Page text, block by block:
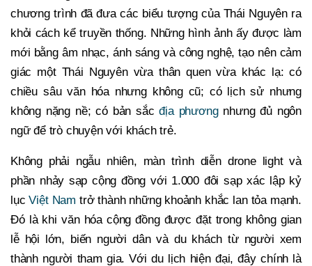
chương trình đã đưa các biểu tượng của Thái Nguyên ra
khỏi cách kể truyền thống. Những hình ảnh ấy được làm
mới bằng âm nhạc, ánh sáng và công nghệ, tạo nên cảm
giác một Thái Nguyên vừa thân quen vừa khác lạ: có
chiều sâu văn hóa nhưng không cũ; có lịch sử nhưng
không nặng nề; có bản sắcđịa phươngnhưng đủ ngôn
ngữ để trò chuyện với khách trẻ.
Không phải ngẫu nhiên, màn trình diễn drone light và
phần nhảy sạp cộng đồng với 1.000 đôi sạp xác lập kỷ
lụcViệt Nam trở thành những khoảnh khắc lan tỏa mạnh.
Đó là khi văn hóa cộng đồng được đặt trong không gian
lễ hội lớn, biến người dân và du khách từ người xem
thành người tham gia. Với du lịch hiện đại, đây chính là